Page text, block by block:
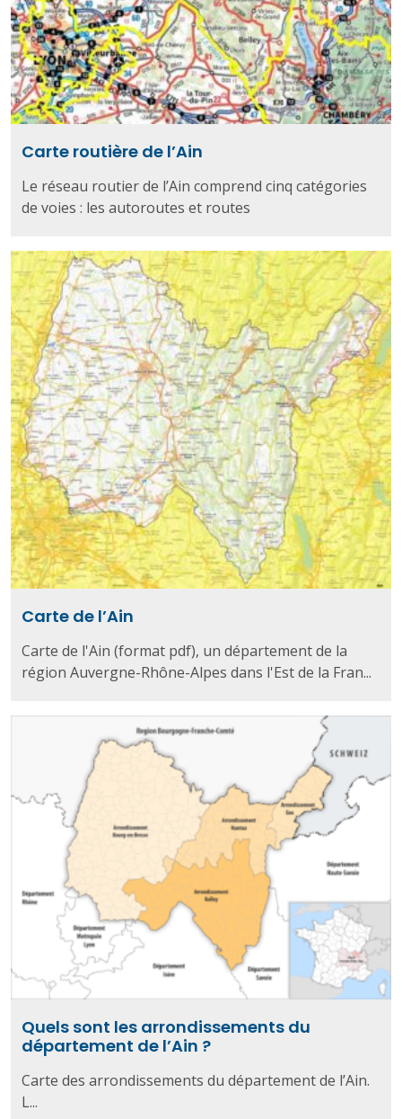
Carte routière de l’Ain
Le réseau routier de l’Ain comprend cinq catégories
de voies : les autoroutes et routes
Carte de l’Ain
Carte de l'Ain (format pdf), un département de la
région Auvergne-Rhône-Alpes dans l'Est de la Fran...
Quels sont les arrondissements du
département de l’Ain ?
Carte des arrondissements du département de l’Ain.
L...